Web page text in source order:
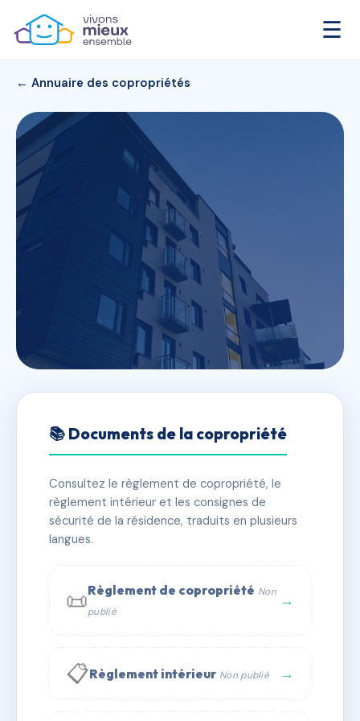
☰
← Annuaire des copropriétés
2 RUE DE L'ANCIENNE
MAIRIE
📍 2 RUE DE L'ANCIENNE MAIRIE 92100 BOULOGNE
BILLANCOURT
✓ Immatriculée
📞 Contacter Syndic Digital 💬 WhatsApp
✉ Email
📚 Documents de la copropriété
Consultez le règlement de copropriété, le
règlement intérieur et les consignes de
sécurité de la résidence, traduits en plusieurs
langues.
📜Règlement de copropriété Non
publié
→
📋Règlement intérieur Non publié →